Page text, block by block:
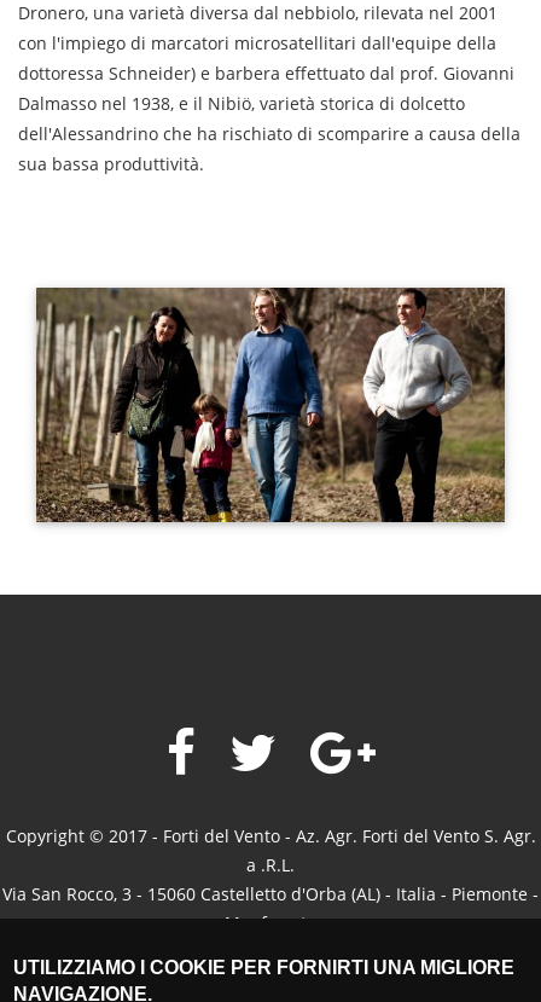
Dronero, una varietà diversa dal nebbiolo, rilevata nel 2001
con l'impiego di marcatori microsatellitari dall'equipe della
dottoressa Schneider) e barbera effettuato dal prof. Giovanni
Dalmasso nel 1938, e il Nibiö, varietà storica di dolcetto
dell'Alessandrino che ha rischiato di scomparire a causa della
sua bassa produttività.
Copyright © 2017 - Forti del Vento - Az. Agr. Forti del Vento S. Agr.
a .R.L.
Via San Rocco, 3 - 15060 Castelletto d'Orba (AL) - Italia - Piemonte -
Monferrato
+39.3925131902 (Manuela) - info@fortidelvento.com- P.IVA e CF.
UTILIZZIAMO I COOKIE PER FORNIRTI UNA MIGLIORE
NAVIGAZIONE.